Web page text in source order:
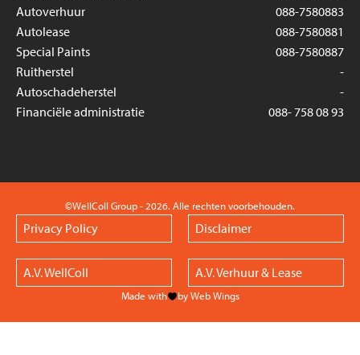
Autoverhuur
088-7580883
Autolease
088-7580881
Special Paints
088-7580887
Ruitherstel
-
Autoschadeherstel
-
Financiële administratie
088- 758 08 93
©WellColl Group - 2026. Alle rechten voorbehouden.
Privacy Policy Disclaimer
A.V. WellColl A.V. Verhuur & Lease
Made with by Web Wings